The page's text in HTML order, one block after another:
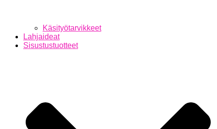
Käsityötarvikkeet
Lahjaideat
Sisustustuotteet